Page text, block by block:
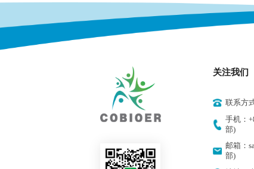
关注我们
联系方
手机：
部)
邮箱：
部)